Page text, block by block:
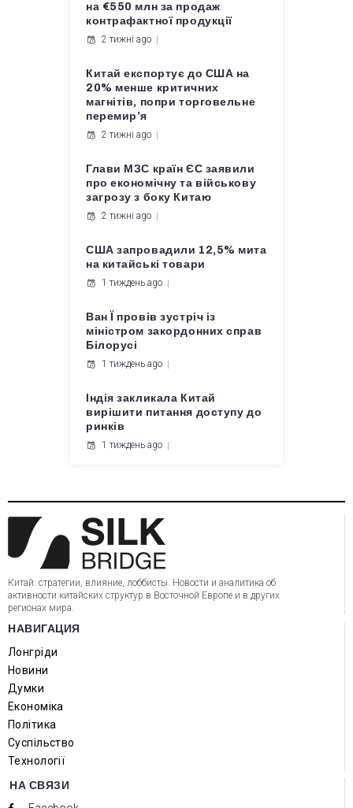
на €550 млн за продаж
контрафактної продукції
2 тижні ago
Китай експортує до США на
20% менше критичних
магнітів, попри торговельне
перемир’я
2 тижні ago
Глави МЗС країн ЄС заявили
про економічну та військову
загрозу з боку Китаю
2 тижні ago
США запровадили 12,5% мита
на китайські товари
1 тиждень ago
Ван Ї провів зустріч із
міністром закордонних справ
Білорусі
1 тиждень ago
Індія закликала Китай
вирішити питання доступу до
ринків
1 тиждень ago
Китай: стратегии, влияние, лоббисты. Новости и аналитика об
активности китайских структур в Восточной Европе и в других
регионах мира.
НАВИГАЦИЯ
Лонгріди
Новини
Думки
Економіка
Політика
Суспільство
Технології
НА СВЯЗИ